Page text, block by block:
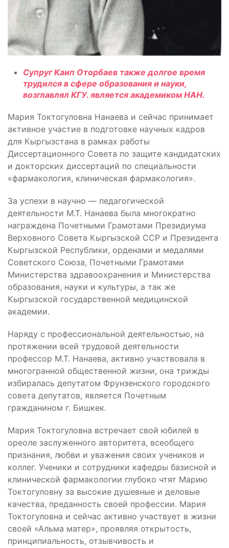
Супруг Каип Оторбаев также долгое время
трудился в сфере образования и науки,
возглавлял КГУ. является академиком НАН.
Мария Токтогуловна Нанаева и сейчас принимает
активное участие в подготовке научных кадров
для Кыргызстана в рамках работы
Диссертационного Совета по защите кандидатских
и докторских диссертаций по специальности
«фармакология, клиническая фармакология».
За успехи в научно — педагогической
деятельности М.Т. Нанаева была многократно
награждена Почетными Грамотами Президиума
Верховного Совета Кыргызской ССР и Президента
Кыргызской Республики, орденами и медалями
Советского Союза, Почетными Грамотами
Министерства здравоохранения и Министерства
образования, науки и культуры, а так же
Кыргызской государственной медицинской
академии.
Наряду с профессиональной деятельностью, на
протяжении всей трудовой деятельности
профессор М.Т. Нанаева, активно участвовала в
многогранной общественной жизни, она трижды
избиралась депутатом Фрунзенского городского
совета депутатов, является Почетным
гражданином г. Бишкек.
Мария Токтогуловна встречает свой юбилей в
ореоле заслуженного авторитета, всеобщего
признания, любви и уважения своих учеников и
коллег. Ученики и сотрудники кафедры базисной и
клинической фармакологии глубоко чтят Марию
Токтогуловну за высокие душевные и деловые
качества, преданность своей профессии. Мария
Токтогуловна и сейчас активно участвует в жизни
своей «Альма матер», проявляя открытость,
принципиальность, отзывчивость и